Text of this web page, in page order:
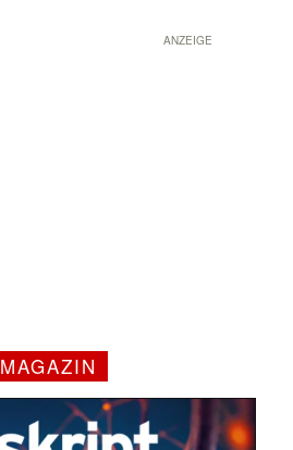
ANZEIGE
MAGAZIN